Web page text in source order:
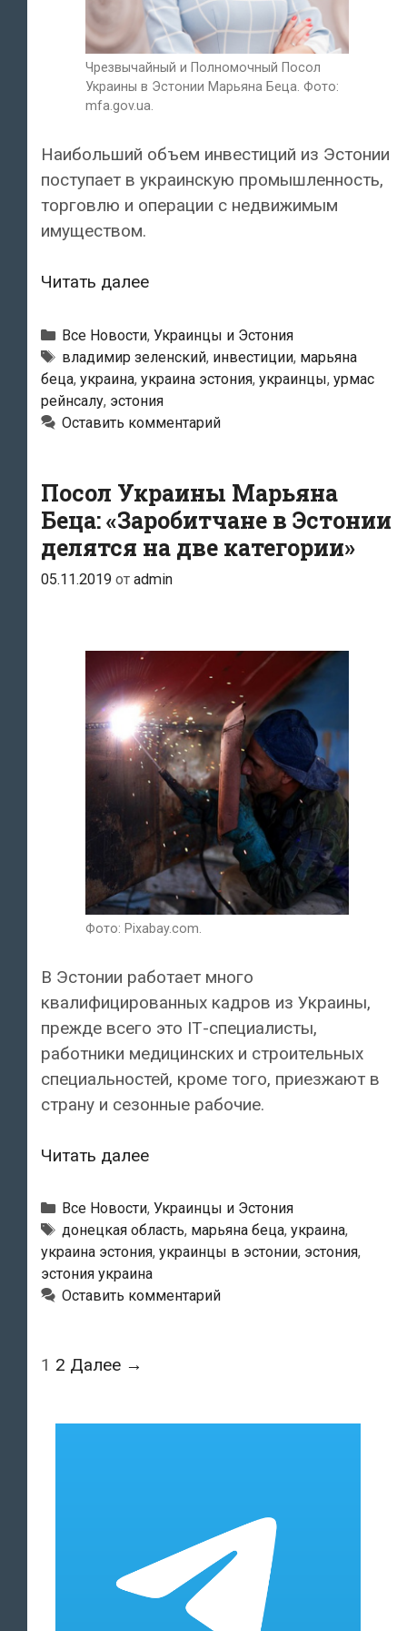
Чрезвычайный и Полномочный Посол
Украины в Эстонии Марьяна Беца. Фото:
mfa.gov.ua.
Наибольший объем инвестиций из Эстонии
поступает в украинскую промышленность,
торговлю и операции с недвижимым
имуществом.
Читать далееПосол
«Эстонский
бизнес
охотно
инвестирует
в
промышленность»
Рубрики
Все Новости, Украинцы и Эстония
Метки
владимир зеленский, инвестиции, марьяна
беца, украина, украина эстония, украинцы, урмас
рейнсалу, эстония
Оставить комментарий
Посол Украины Марьяна
Беца: «Заробитчане в Эстонии
делятся на две категории»
05.11.2019 от admin
Фото: Pixabay.com.
В Эстонии работает много
квалифицированных кадров из Украины,
прежде всего это IТ-специалисты,
работники медицинских и строительных
специальностей, кроме того, приезжают в
страну и сезонные рабочие.
Читать далееПосол
Марьяна
Беца:
«Заробитчане
в
Эстонии
Рубрики
Все Новости, Украинцы и Эстония
Метки
донецкая область, марьяна беца, украина,
украина эстония, украинцы в эстонии, эстония,
эстония украина
Оставить комментарий
Навигация
1 2 Далее →